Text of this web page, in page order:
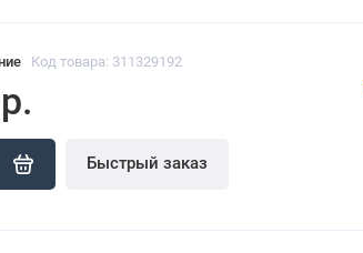
Код товара: 311329192
Быстрый заказ